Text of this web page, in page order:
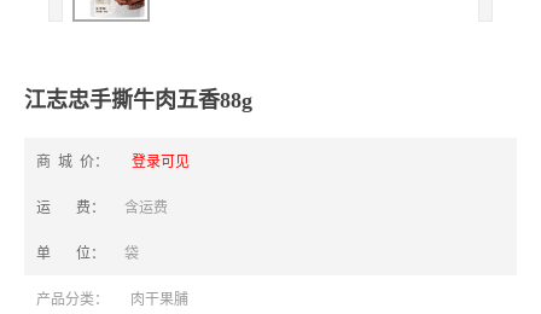
江志忠手撕牛肉五香88g
商 城 价： 登录可见
运 费： 含运费
单 位： 袋
产品分类： 肉干果脯